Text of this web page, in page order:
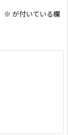
※ が付いている欄